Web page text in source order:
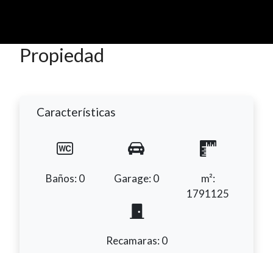
Propiedad
Características
Baños: 0 Garage: 0
m²:
1791125
Recamaras: 0